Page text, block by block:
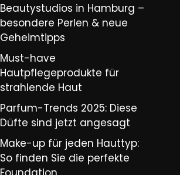
Beautystudios in Hamburg –
besondere Perlen & neue
Geheimtipps
Must-have
Hautpflegeprodukte für
strahlende Haut
Parfum-Trends 2025: Diese
Düfte sind jetzt angesagt
Make-up für jeden Hauttyp:
So finden Sie die perfekte